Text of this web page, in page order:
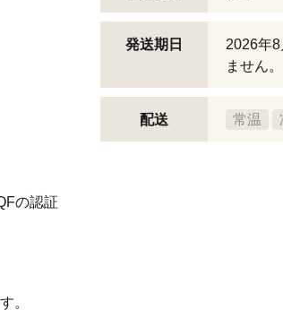
の認証
。
発送期日
2026年
ません。
配送 常温